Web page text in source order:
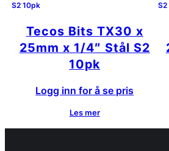
Tecos Bits TX30 x
25mm x 1/4″ Stål S2
10pk
Logg inn for å se pris
Les mer